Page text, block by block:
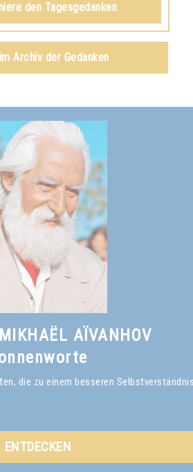
deshalb diese Kleinigkeiten mit all
das Leben bringt. Wenn ihr euch bewusst
es in der Welt gibt und dass ihr das Leben
Lächeln des Weisen
den Tagesgedanken
Archiv der Gedanken
AÏVANHOV
die zu einem besseren
ENTDECKEN